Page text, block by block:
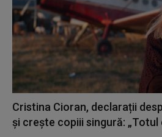
Cristina Cioran, declarații
și crește copiii singură: „Totul